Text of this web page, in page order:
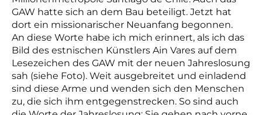
GAW hatte sich an dem Bau beteiligt. Jetzt hat
dort ein missionarischer Neuanfang begonnen.
An diese Worte habe ich mich erinnert, als ich das
Bild des estnischen Künstlers Ain Vares auf dem
Lesezeichen des GAW mit der neuen Jahreslosung
sah (siehe Foto). Weit ausgebreitet und einladend
sind diese Arme und wenden sich den Menschen
zu, die sich ihm entgegenstrecken. So sind auch